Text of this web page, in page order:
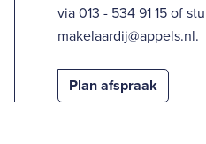
via 013 - 534 91 15 of
makelaardij@appels.nl.
Plan afspraak